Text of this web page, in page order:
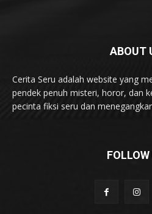
ABOUT
Cerita Seru adalah website yang
pendek penuh misteri, horor, dan
pecinta fiksi seru dan
FOLLOW